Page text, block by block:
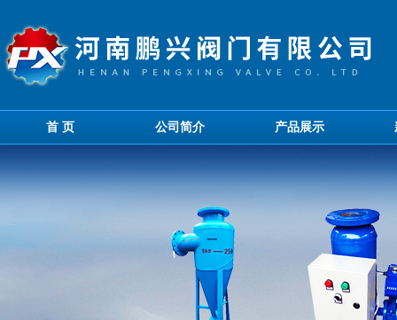
首 页 公司简介 产品展示